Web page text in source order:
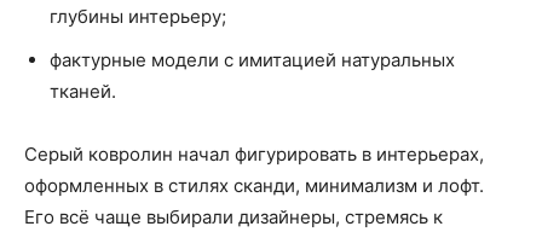
глубины интерьеру;
фактурные модели с имитацией натуральных
тканей.
Серый ковролин начал фигурировать в интерьерах,
оформленных в стилях сканди, минимализм и лофт.
Его всё чаще выбирали дизайнеры, стремясь к